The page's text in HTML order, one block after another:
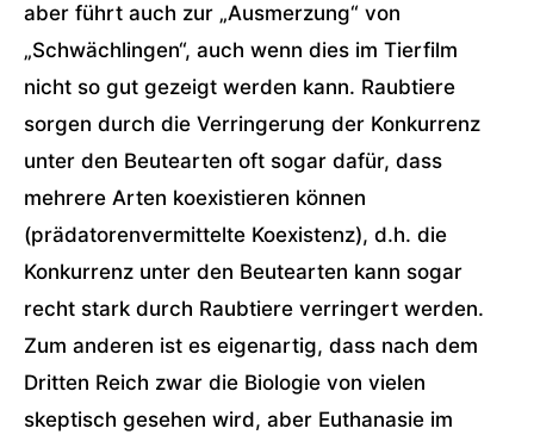
aber führt auch zur „Ausmerzung“ von
„Schwächlingen“, auch wenn dies im Tierfilm
nicht so gut gezeigt werden kann. Raubtiere
sorgen durch die Verringerung der Konkurrenz
unter den Beutearten oft sogar dafür, dass
mehrere Arten koexistieren können
(prädatorenvermittelte Koexistenz), d.h. die
Konkurrenz unter den Beutearten kann sogar
recht stark durch Raubtiere verringert werden.
Zum anderen ist es eigenartig, dass nach dem
Dritten Reich zwar die Biologie von vielen
skeptisch gesehen wird, aber Euthanasie im